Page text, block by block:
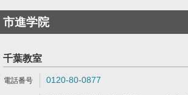
市進学院
千葉教室
0120-80-0877